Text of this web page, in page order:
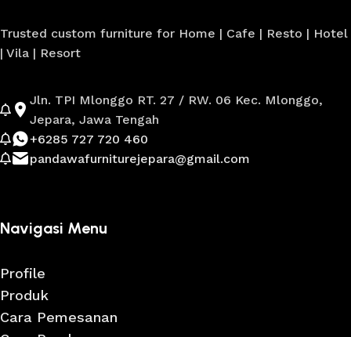
Trusted custom furniture for Home | Cafe | Resto | Hotel
| Vila | Resort
Jln. TPI Mlonggo RT. 27 / RW. 06 Kec. Mlonggo,
Jepara, Jawa Tengah
+6285 727 720 460
pandawafurniturejepara@gmail.com
Navigasi Menu
Profile
Produk
Cara Pemesanan